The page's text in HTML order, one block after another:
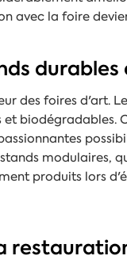
avec la foire
des foires d'art.
biodégradables.
modulaires,
produits lors